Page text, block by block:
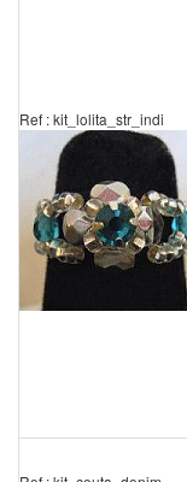
Ref : kit_lolita_str_indi